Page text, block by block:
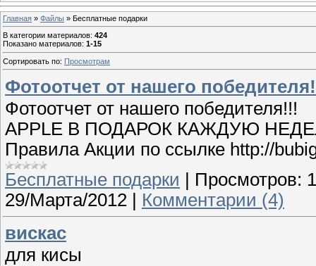
Главная » Файлы » Бесплатные подарки
В категории материалов: 424
Показано материалов: 1-15
Сортировать по: Просмотрам
Фотоотчет от нашего победителя!
Фотоотчет от нашего победителя!!!
APPLE В ПОДАРОК КАЖДУЮ
Правила Акции по ссылке http://
Бесплатные подарки | Просмотров:
29/Марта/2012 | Комментарии (4)
вискас
для кисы